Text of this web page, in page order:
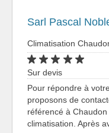
Sarl Pascal
Climatisation
Sur devis
Pour répondre à
proposons de
référencé à
climatisation. Après